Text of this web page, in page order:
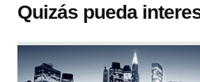
Quizás pueda